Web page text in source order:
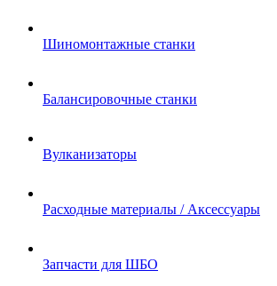
Шиномонтажные станки
Балансировочные станки
Вулканизаторы
Расходные материалы / Аксессуары
Запчасти для ШБО